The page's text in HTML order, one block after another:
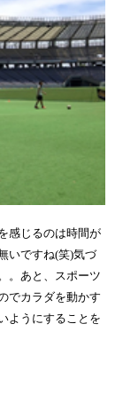
感じるのは時間が
いですね(笑)気づ
。 あと、スポーツ
でカラダを動かす
ようにすることを